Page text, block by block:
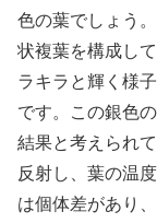
色の葉でしょう
状複葉を構成し
ラキラと輝く様
です。この銀色
結果と考えられ
反射し、葉の温
は個体差があり